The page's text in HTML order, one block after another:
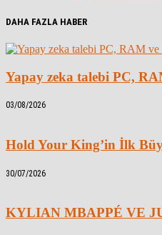
DAHA FAZLA HABER
Yapay zeka talebi PC,
03/08/2026
Hold Your King’in İlk
30/07/2026
KYLIAN MBAPPÉ VE